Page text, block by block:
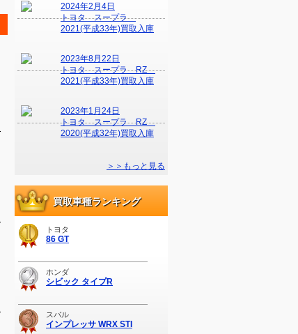
2024年2月4日
トヨタ スープラ
2021(平成33年)買取入庫
2023年8月22日
トヨタ スープラ RZ
2021(平成33年)買取入庫
2023年1月24日
トヨタ スープラ RZ
2020(平成32年)買取入庫
＞＞もっと見る
買取車種ランキング
トヨタ
86 GT
ホンダ
シビック タイプR
スバル
インプレッサ WRX STI